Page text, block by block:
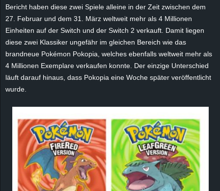
Bericht haben diese zwei Spiele alleine in der Zeit zwischen dem
27. Februar und dem 31. März weltweit mehr als 4 Millionen
Einheiten auf der Switch und der Switch 2 verkauft. Damit liegen
diese zwei Klassiker ungefähr im gleichen Bereich wie das
brandneue Pokémon Pokopia, welches ebenfalls weltweit mehr als
4 Millionen Exemplare verkaufen konnte. Der einzige Unterschied
läuft darauf hinaus, dass Pokopia eine Woche später veröffentlicht
wurde.